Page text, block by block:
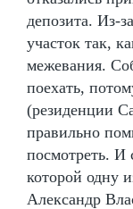
депозита. Из-
участок так,
межевания.
поехать,
(резиденции
правильно
посмотреть. И
которой одну
Александр